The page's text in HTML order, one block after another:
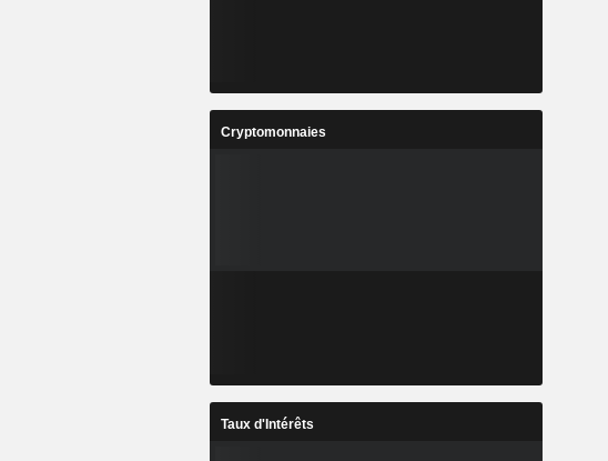
Cryptomonnaies
Taux d'Intérêts